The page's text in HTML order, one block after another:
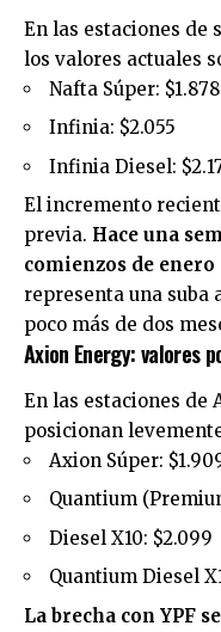
En las estaciones de
los valores actuales
Nafta Súper: $1.878
Infinia: $2.055
Infinia Diesel:
El incremento
previa. Hace una
comienzos de enero
representa una suba
poco más de dos
Axion Energy: valores
En las estaciones de
posicionan
Axion Súper:
Quantium
Diesel X10: $2.099
Quantium Diesel
La brecha con YPF